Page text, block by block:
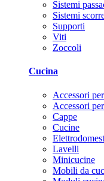
Sistemi
Sistemi
Supporti
Viti
Zoccoli
Cucina
Accessori
Accessori
Cappe
Cucine
Lavelli
Minicucine
Mobili da